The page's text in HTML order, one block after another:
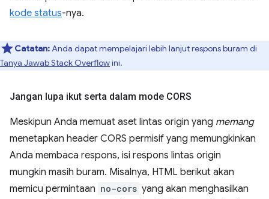
kode status-nya.
Catatan:Anda dapat mempelajari lebih lanjut respons buram di
Tanya Jawab Stack Overflowini.
Jangan lupa ikut serta dalam mode CORS
Meskipun Anda memuat aset lintas origin yang memang
menetapkan header CORS permisif yang memungkinkan
Anda membaca respons, isi respons lintas origin
mungkin masih buram. Misalnya, HTML berikut akan
memicu permintaan no-cors yang akan menghasilkan